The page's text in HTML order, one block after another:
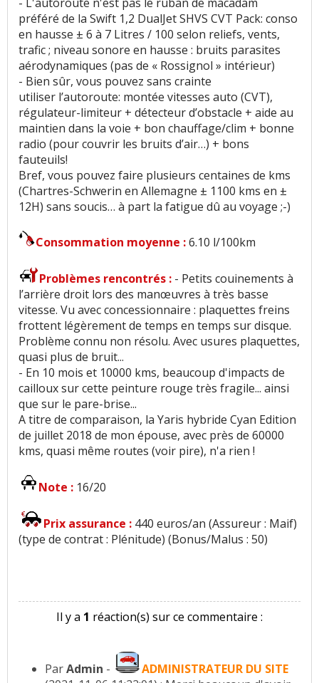
préféré de la Swift 1,2 DualJet SHVS CVT Pack: conso
en hausse ± 6 à 7 Litres / 100 selon reliefs, vents,
trafic ; niveau sonore en hausse : bruits parasites
aérodynamiques (pas de « Rossignol » intérieur)
- Bien sûr, vous pouvez sans crainte
utiliser l’autoroute: montée vitesses auto (CVT),
régulateur-limiteur + détecteur d’obstacle + aide au
maintien dans la voie + bon chauffage/clim + bonne
radio (pour couvrir les bruits d’air…) + bons
fauteuils!
Bref, vous pouvez faire plusieurs centaines de kms
(Chartres-Schwerin en Allemagne ± 1100 kms en ±
12H) sans soucis… à part la fatigue dû au voyage ;-)
Consommation moyenne :6.10 l/100km
Problèmes rencontrés : - Petits couinements à
l’arrière droit lors des manœuvres à très basse
vitesse. Vu avec concessionnaire : plaquettes freins
frottent légèrement de temps en temps sur disque.
Problème connu non résolu. Avec usures plaquettes,
quasi plus de bruit...
- En 10 mois et 10000 kms, beaucoup d'impacts de
cailloux sur cette peinture rouge très fragile... ainsi
que sur le pare-brise...
A titre de comparaison, la Yaris hybride Cyan Edition
de juillet 2018 de mon épouse, avec près de 60000
kms, quasi même routes (voir pire), n'a rien !
Note : 16/20
Prix assurance : 440 euros/an (Assureur : Maif)
(type de contrat : Plénitude) (Bonus/Malus : 50)
Il y a 1 réaction(s) sur ce commentaire :
ParAdmin -
ADMINISTRATEUR DU SITE